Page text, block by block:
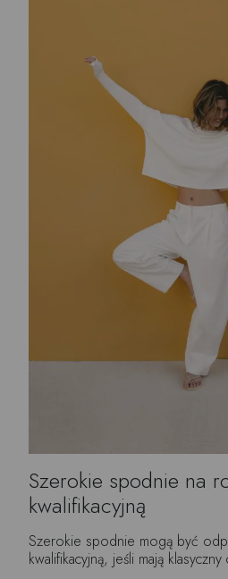
Szerokie spodnie na
kwalifikacyjną
Szerokie spodnie mogą być
kwalifikacyjną, jeśli mają klasyczny